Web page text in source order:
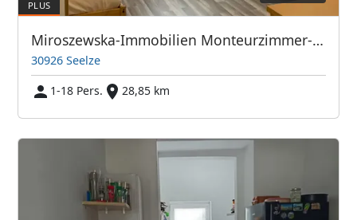
Miroszewska-Immobilien Monteurzimmer-Seelze
30926 Seelze
1-18 Pers.
28,85 km